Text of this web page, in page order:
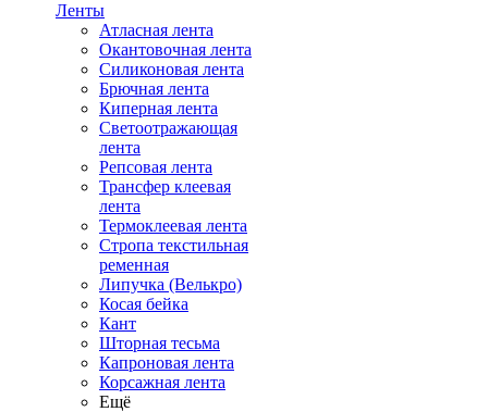
Ленты
Атласная лента
Окантовочная лента
Силиконовая лента
Брючная лента
Киперная лента
Светоотражающая
лента
Репсовая лента
Трансфер клеевая
лента
Термоклеевая лента
Стропа текстильная
ременная
Липучка (Велькро)
Косая бейка
Кант
Шторная тесьма
Капроновая лента
Корсажная лента
Ещё